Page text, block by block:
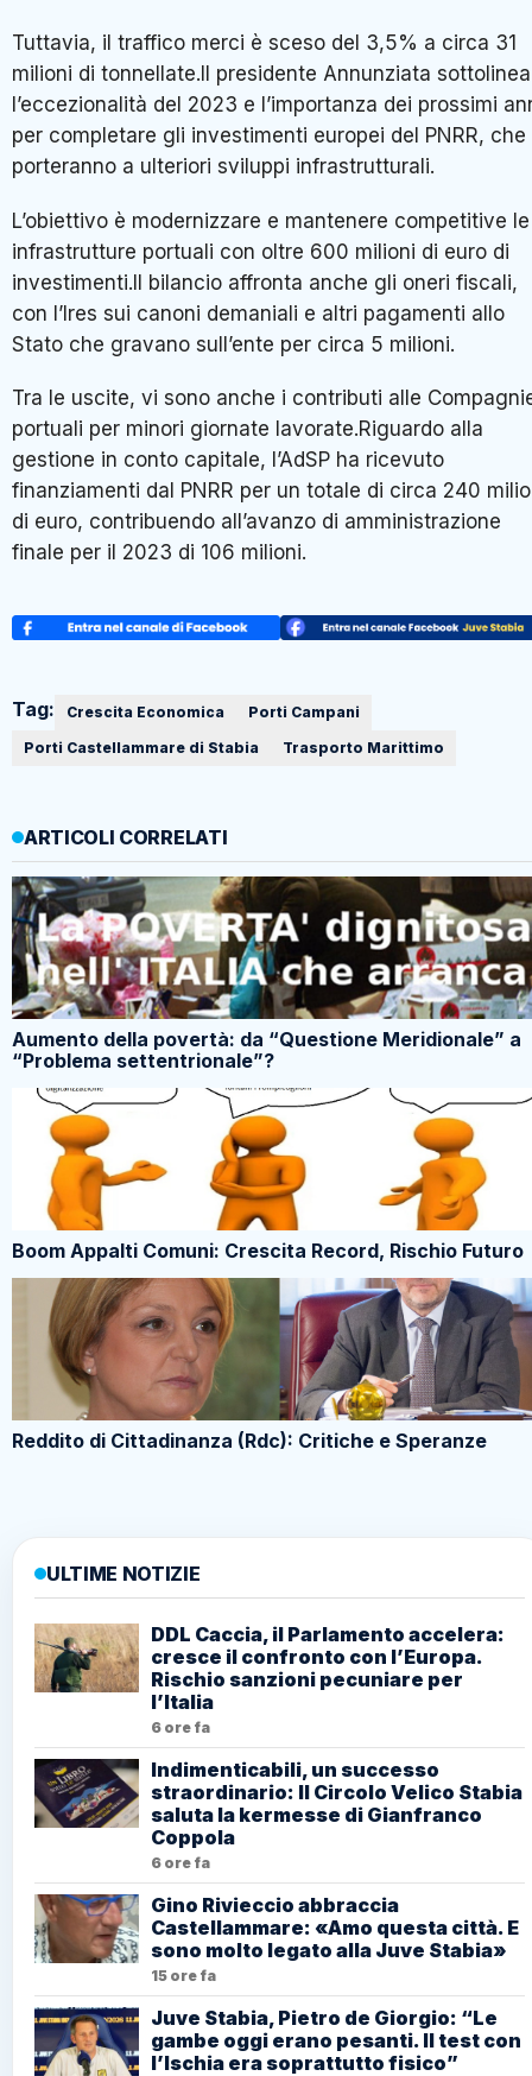
Tuttavia, il traffico merci è sceso del 3,5% a circa 31
milioni di tonnellate.Il presidente Annunziata sottolinea
l’eccezionalità del 2023 e l’importanza dei prossimi
per completare gli investimenti europei del PNRR, che
porteranno a ulteriori sviluppi infrastrutturali.
L’obiettivo è modernizzare e mantenere competitive le
infrastrutture portuali con oltre 600 milioni di euro di
investimenti.Il bilancio affronta anche gli oneri fiscali,
con l’Ires sui canoni demaniali e altri pagamenti allo
Stato che gravano sull’ente per circa 5 milioni.
Tra le uscite, vi sono anche i contributi alle
portuali per minori giornate lavorate.Riguardo alla
gestione in conto capitale, l’AdSP ha ricevuto
finanziamenti dal PNRR per un totale di circa 240
di euro, contribuendo all’avanzo di amministrazione
finale per il 2023 di 106 milioni.
Tag: Crescita Economica
Porti Campani
Porti Castellammare di Stabia
Trasporto Marittimo
ARTICOLI CORRELATI
Aumento della povertà: da “Questione Meridionale” a
“Problema settentrionale”?
Boom Appalti Comuni: Crescita Record, Rischio Futuro
Reddito di Cittadinanza (Rdc): Critiche e Speranze
ULTIME NOTIZIE
DDL Caccia, il Parlamento accelera:
cresce il confronto con l’Europa.
Rischio sanzioni pecuniare per
l’Italia
6 ore fa
Indimenticabili, un successo
straordinario: Il Circolo Velico Stabia
saluta la kermesse di Gianfranco
Coppola
6 ore fa
Gino Rivieccio abbraccia
Castellammare: «Amo questa città. E
sono molto legato alla Juve Stabia»
15 ore fa
Juve Stabia, Pietro de Giorgio: “Le
gambe oggi erano pesanti. Il test con
l’Ischia era soprattutto fisico”